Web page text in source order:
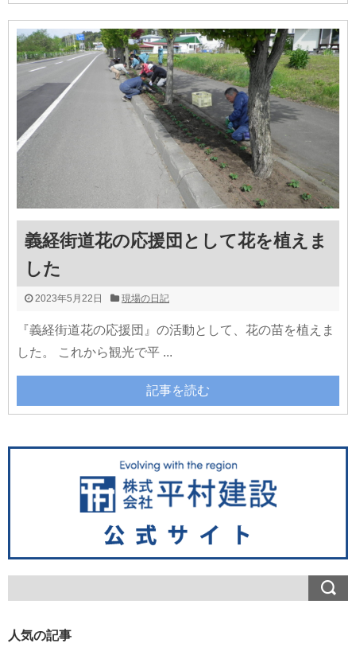
義経街道花の応援団として花を植えま
した
2023年5月22日 現場の日記
『義経街道花の応援団』の活動として、花の苗を植えま
した。 これから観光で平 ...
記事を読む
人気の記事